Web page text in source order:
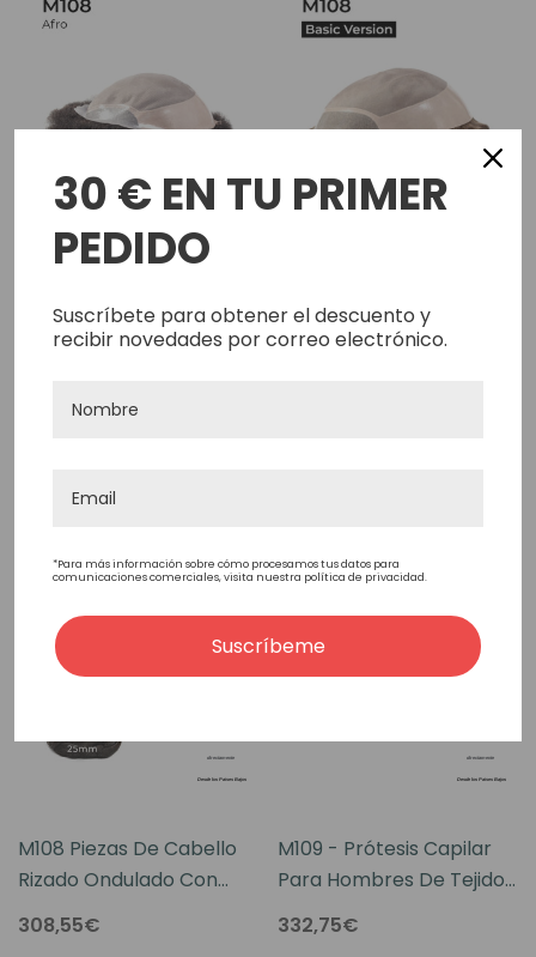
M108 Con Parte Superior
Mono Y Cabello Afro
Añadir Rápido
Prótesis Capilar
Monofilamento Para
M108 Piezas De Cabello
Rizado Ondulado Con
Permanente
308,55€
M109 - Prótesis Capilar
Para Hombres De Tejido
Monofilamento Y Frontal
De Tul Francés
332,75€
30 € EN TU PRIMER
PEDIDO
Suscríbete para obtener el descuento y
recibir novedades por correo electrónico.
*Para más información sobre cómo procesamos tus datos para
comunicaciones comerciales, visita nuestra política de privacidad.
Suscríbeme